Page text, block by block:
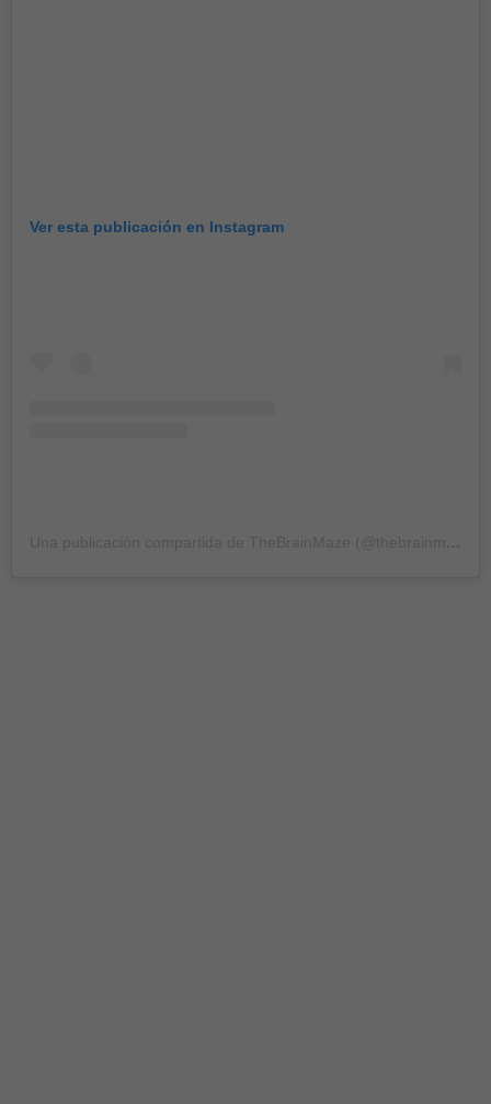
Ver esta publicación en Instagram